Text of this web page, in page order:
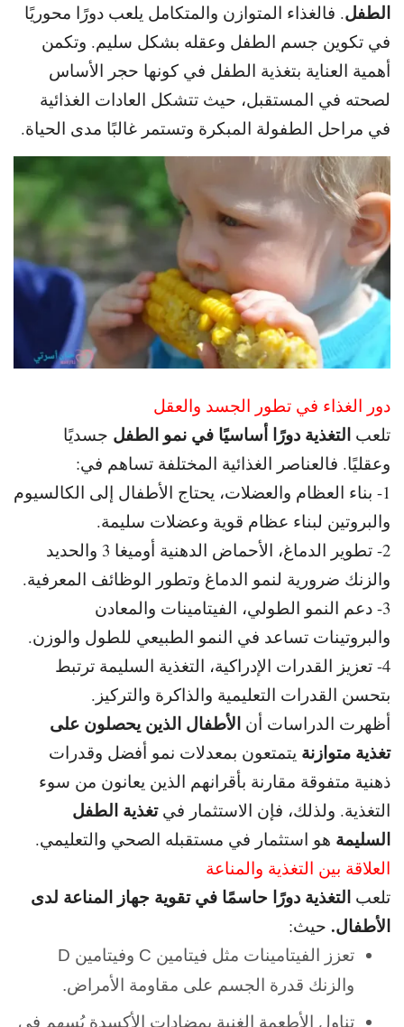
الطفل. فالغذاء المتوازن والمتكامل يلعب دورًا محوريًا
في تكوين جسم الطفل وعقله بشكل سليم. وتكمن
أهمية العناية بتغذية الطفل في كونها حجر الأساس
لصحته في المستقبل، حيث تتشكل العادات الغذائية
في مراحل الطفولة المبكرة وتستمر غالبًا مدى الحياة.
دور الغذاء في تطور الجسد والعقل
تلعب التغذية دورًا أساسيًا في نمو الطفل جسديًا
وعقليًا. فالعناصر الغذائية المختلفة تساهم في:
1- بناء العظام والعضلات، يحتاج الأطفال إلى الكالسيوم
والبروتين لبناء عظام قوية وعضلات سليمة.
2- تطوير الدماغ، الأحماض الدهنية أوميغا 3 والحديد
والزنك ضرورية لنمو الدماغ وتطور الوظائف المعرفية.
3- دعم النمو الطولي، الفيتامينات والمعادن
والبروتينات تساعد في النمو الطبيعي للطول والوزن.
4- تعزيز القدرات الإدراكية، التغذية السليمة ترتبط
بتحسن القدرات التعليمية والذاكرة والتركيز.
أظهرت الدراسات أن الأطفال الذين يحصلون على
تغذية متوازنة يتمتعون بمعدلات نمو أفضل وقدرات
ذهنية متفوقة مقارنة بأقرانهم الذين يعانون من سوء
التغذية. ولذلك، فإن الاستثمار فيتغذية الطفل
السليمة هو استثمار في مستقبله الصحي والتعليمي.
العلاقة بين التغذية والمناعة
تلعب التغذية دورًا حاسمًا في تقوية جهاز المناعة لدى
الأطفال. حيث:
تعزز الفيتامينات مثل فيتامين C وفيتامين D
والزنك قدرة الجسم على مقاومة الأمراض.
تناول الأطعمة الغنية بمضادات الأكسدة يُسهم في